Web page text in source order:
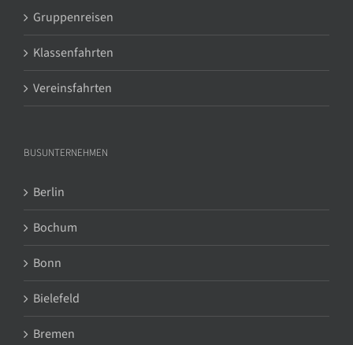
Gruppenreisen
Klassenfahrten
Vereinsfahrten
BUSUNTERNEHMEN
Berlin
Bochum
Bonn
Bielefeld
Bremen